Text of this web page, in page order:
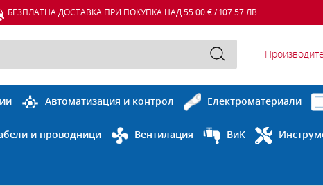
БЕЗПЛАТНА ДОСТАВКА ПРИ ПОКУПКА НАД 55.00 € / 107.57 ЛВ.
Автоматизация и контрол Електроматериали
и проводници Вентилация ВиК